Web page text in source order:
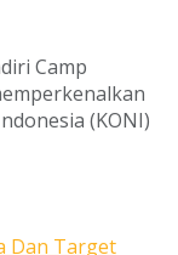
Camp
(KONI)